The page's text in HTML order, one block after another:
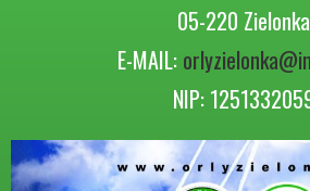
05-220 Zielonka
E-MAIL:
NIP: